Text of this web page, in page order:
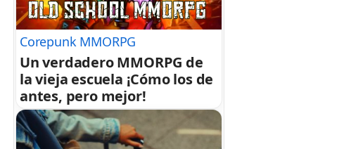
Corepunk MMORPG
Un verdadero MMORPG de
la vieja escuela ¡Cómo los de
antes, pero mejor!